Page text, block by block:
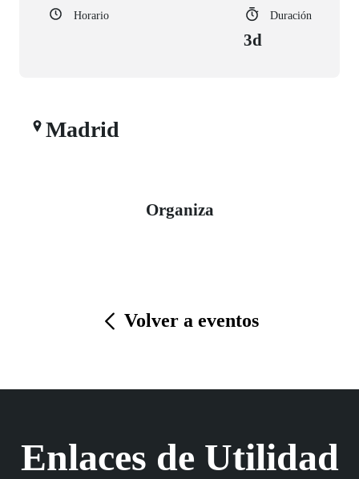
Horario Duración
3d
Madrid
Organiza
Volver a eventos
Enlaces de Utilidad